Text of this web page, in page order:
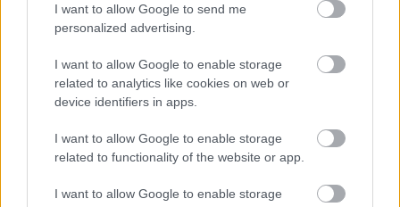
I want to allow Google to send me
personalized advertising.
I want to allow Google to enable storage
related to analytics like cookies on web or
device identifiers in apps.
I want to allow Google to enable storage
related to functionality of the website or app.
I want to allow Google to enable storage
Θέλουν να αγοράσουν πετρέλαιο από τις
», υπογράμμισε ο 79χρονος ηγέτης του
αμερικανικού κράτους, ενώ απέφυγε να
σημείωσε πως η «ιδέα» αυτή «ευχαριστεί» τον
ομόλογό του Σι Τζινπίνγκ. «Θα αγοράσουν
πολλά περισσότερα αγροτικά προϊόντα μας